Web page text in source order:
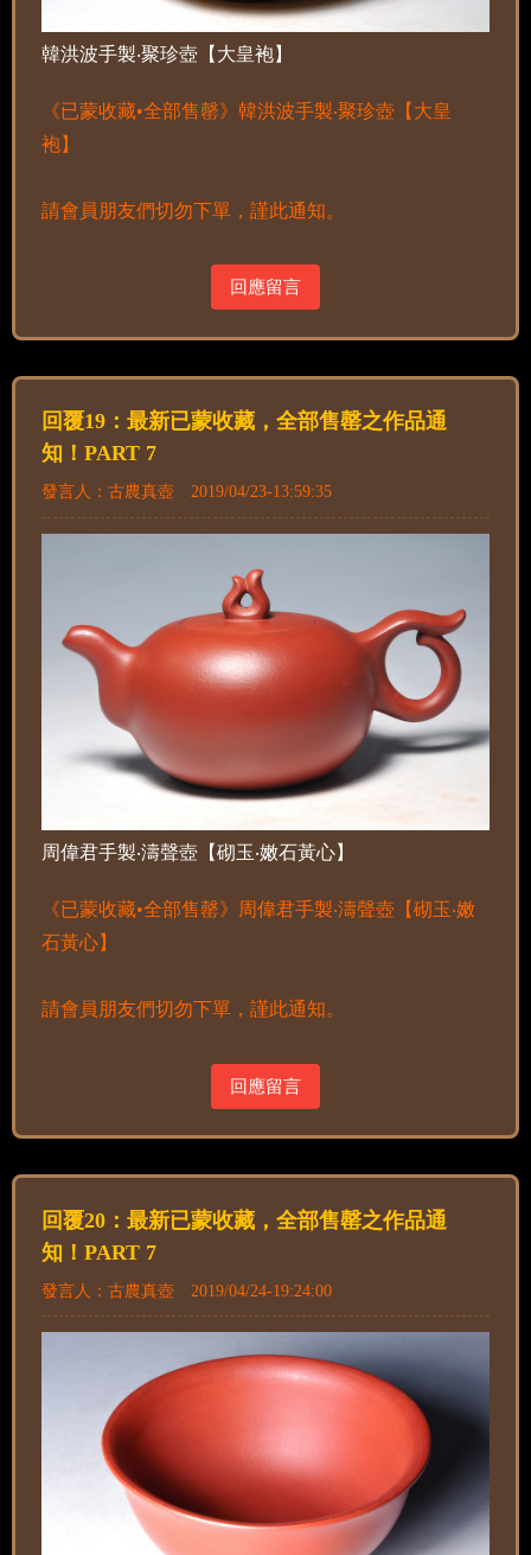
韓洪波手製‧聚珍壺【大皇袍】
《已蒙收藏•全部售罄》韓洪波手製‧聚珍壺【大皇
袍】
請會員朋友們切勿下單，謹此通知。
回應留言
回覆19：最新已蒙收藏，全部售罄之作品通
知！PART 7
發言人：古農真壺 2019/04/23-13:59:35
周偉君手製‧濤聲壺【砌玉‧嫩石黃心】
《已蒙收藏•全部售罄》周偉君手製‧濤聲壺【砌玉‧嫩
石黃心】
請會員朋友們切勿下單，謹此通知。
回應留言
回覆20：最新已蒙收藏，全部售罄之作品通
知！PART 7
發言人：古農真壺 2019/04/24-19:24:00